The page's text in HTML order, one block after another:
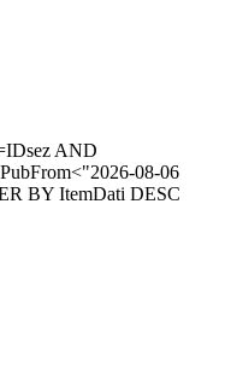
AND
08-06
BY ItemDati DESC